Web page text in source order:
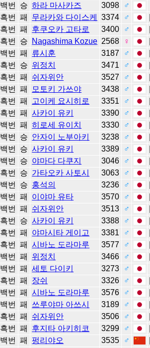
백번 승 하라 마사카즈 3098
♂
흑번 패 무라카와 다이스케 3374 ♂
흑번 패 후쿠오카 고타로 3400 ♂
흑번 승 Nagashima Kozue 2568 ♀
백번 패 류시훈 3187 ♂
흑번 승 위정치 3471 ♂
흑번 패 쉬자위안 3527 ♂
백번 패 모토키 가쓰야 3438 ♂
흑번 패 고이케 요시히로 3351 ♂
흑번 패 사카이 유키 3390 ♂
백번 패 히로세 유이치 3330 ♂
백번 승 안자이 노부아키 3238 ♂
백번 승 사카이 유키 3389 ♂
백번 승 야마다 다쿠지 3046 ♂
흑번 승 가타오카 사토시 3063 ♂
백번 승 홍석의 3236 ♂
백번 패 이야마 유타 3570 ♂
백번 패 쉬자위안 3513 ♂
흑번 승 사카이 유키 3388 ♂
흑번 패 야마시타 게이고 3381 ♂
흑번 패 시바노 도라마루 3577 ♂
백번 패 위정치 3466 ♂
백번 패 세토 다이키 3273
♂
흑번 패 장쉬 3326 ♂
백번 패 시바노 도라마루 3576 ♂
백번 패 쓰루야마 아쓰시 3189 ♂
흑번 패 쉬자위안 3506 ♂
흑번 패 후지타 아키히코 3299 ♂
백번 패 펑리야오 3535 ♂